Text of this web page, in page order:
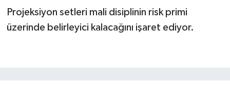
Projeksiyon setleri mali disiplinin risk primi
üzerinde belirleyici kalacağını işaret ediyor.